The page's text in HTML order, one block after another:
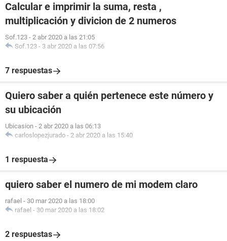
Calcular e imprimir la suma, resta ,
multiplicación y divicion de 2 numeros
Sof.123 - 2 abr 2020 a las 21:05
Sof.123 - 3 abr 2020 a las 07:56
7 respuestas
Quiero saber a quién pertenece este número y
su ubicación
Ubicasion - 2 abr 2020 a las 06:13
carloslopezjurado - 2 abr 2020 a las 15:40
1 respuesta
quiero saber el numero de mi modem claro
rafael - 30 mar 2020 a las 18:00
rafael - 30 mar 2020 a las 18:02
2 respuestas